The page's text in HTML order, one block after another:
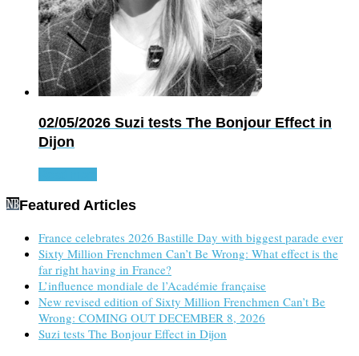
02/05/2026 Suzi tests The Bonjour Effect in
Dijon
Featured Articles
France celebrates 2026 Bastille Day with biggest parade ever
Sixty Million Frenchmen Can’t Be Wrong: What effect is the
far right having in France?
L’influence mondiale de l’Académie française
New revised edition of Sixty Million Frenchmen Can’t Be
Wrong: COMING OUT DECEMBER 8, 2026
Suzi tests The Bonjour Effect in Dijon